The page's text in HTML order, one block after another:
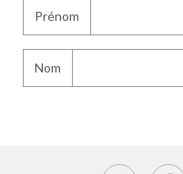
Prénom
Nom